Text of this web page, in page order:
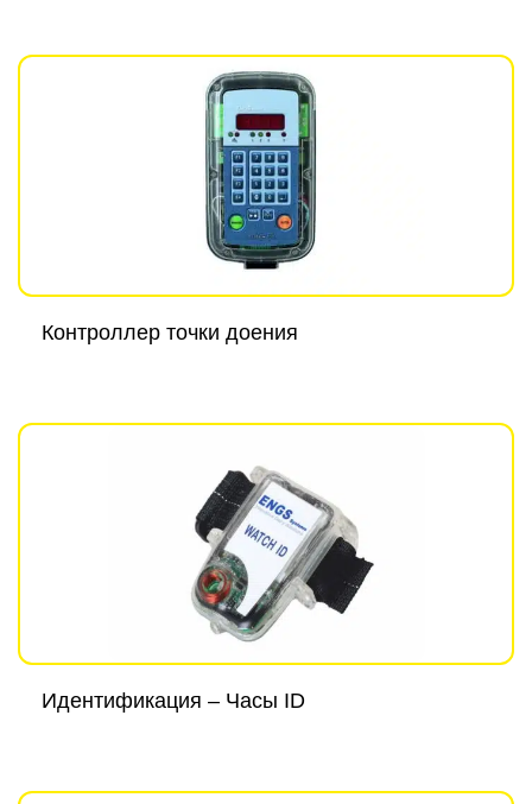
Контроллер точки доения
Идентификация – Часы ID